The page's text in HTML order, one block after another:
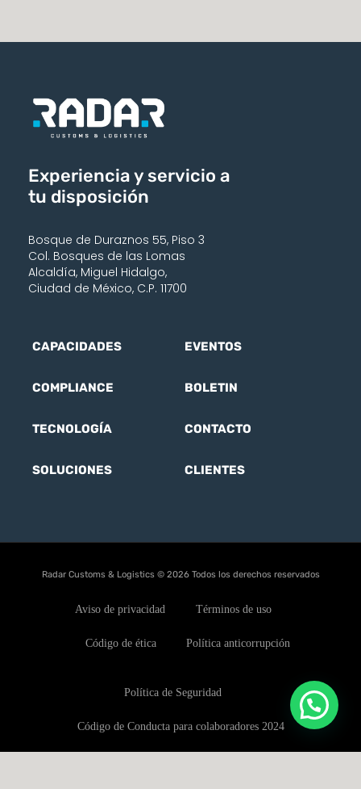
Experiencia y servicio a
tu disposición
Bosque de Duraznos 55, Piso 3
Col. Bosques de las Lomas
Alcaldía, Miguel Hidalgo,
Ciudad de México, C.P. 11700
CAPACIDADES
COMPLIANCE
TECNOLOGÍA
SOLUCIONES
EVENTOS
BOLETIN
CONTACTO
CLIENTES
Radar Customs & Logistics © 2026 Todos los derechos reservados
Aviso de privacidad Términos de uso
Código de ética Política anticorrupción
Política de Seguridad
Código de Conducta para colaboradores 2024